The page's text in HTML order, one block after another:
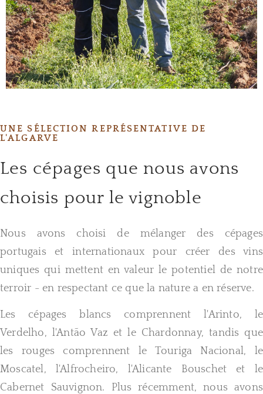
UNE SÉLECTION REPRÉSENTATIVE DE
L'ALGARVE
Les cépages que nous avons
choisis pour le vignoble
Nous avons choisi de mélanger des cépages
portugais et internationaux pour créer des vins
uniques qui mettent en valeur le potentiel de notre
terroir - en respectant ce que la nature a en réserve.
Les cépages blancs comprennent l'Arinto, le
Verdelho, l'Antão Vaz et le Chardonnay, tandis que
les rouges comprennent le Touriga Nacional, le
Moscatel, l'Alfrocheiro, l'Alicante Bouschet et le
Cabernet Sauvignon. Plus récemment, nous avons